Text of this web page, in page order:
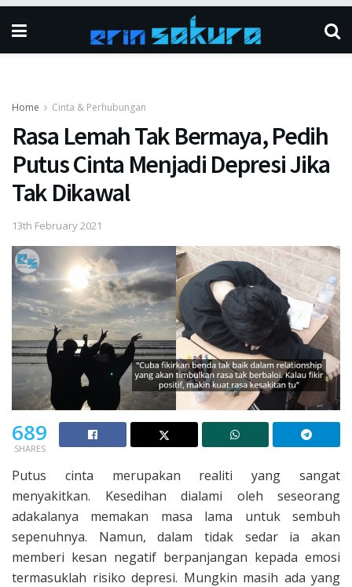
Home Cinta & Perhubungan
Rasa Lemah Tak Bermaya, Pedih
Putus Cinta Menjadi Depresi Jika
Tak Dikawal
13th February 2021
689
SHARES
Putus cinta merupakan realiti yang sangat
menyakitkan. Kesedihan dialami oleh seseorang
adakalanya memakan masa lama untuk sembuh
sepenuhnya. Namun, dalam tidak sedar ia akan
memberi kesan negatif berpanjangan kepada emosi
termasuklah risiko depresi. Mungkin masih ada yang